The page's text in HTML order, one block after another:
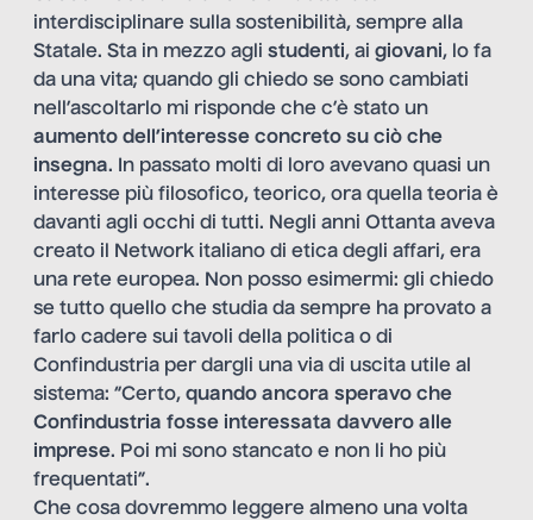
interdisciplinare sulla sostenibilità, sempre alla
Statale. Sta in mezzo agli studenti, ai giovani, lo fa
da una vita; quando gli chiedo se sono cambiati
nell’ascoltarlo mi risponde che c’è stato un
aumento dell’interesse concreto su ciò che
insegna. In passato molti di loro avevano quasi un
interesse più filosofico, teorico, ora quella teoria è
davanti agli occhi di tutti. Negli anni Ottanta aveva
creato il Network italiano di etica degli affari, era
una rete europea. Non posso esimermi: gli chiedo
se tutto quello che studia da sempre ha provato a
farlo cadere sui tavoli della politica o di
Confindustria per dargli una via di uscita utile al
sistema: “Certo, quando ancora speravo che
Confindustria fosse interessata davvero alle
imprese. Poi mi sono stancato e non li ho più
frequentati”.
Che cosa dovremmo leggere almeno una volta